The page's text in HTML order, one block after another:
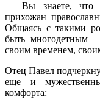
— Вы знаете, что
прихожан
Общаясь с такими
быть многодетным
своим временем,
Отец Павел
еще и
комфорта: